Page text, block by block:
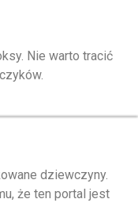
Nie warto tracić
dziewczyny.
że ten portal jest